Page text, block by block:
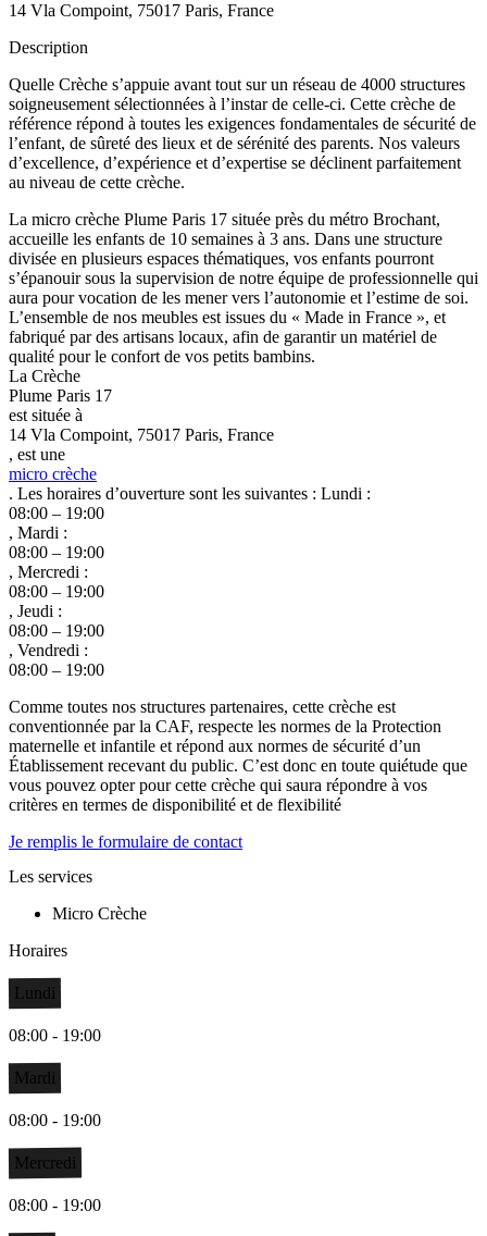
14 Vla Compoint, 75017 Paris, France
Description
Quelle Crèche s’appuie avant tout sur un réseau de 4000 structures
soigneusement sélectionnées à l’instar de celle-ci. Cette crèche de
référence répond à toutes les exigences fondamentales de sécurité de
l’enfant, de sûreté des lieux et de sérénité des parents. Nos valeurs
d’excellence, d’expérience et d’expertise se déclinent parfaitement
au niveau de cette crèche.
La micro crèche Plume Paris 17 située près du métro Brochant,
accueille les enfants de 10 semaines à 3 ans. Dans une structure
divisée en plusieurs espaces thématiques, vos enfants pourront
s’épanouir sous la supervision de notre équipe de professionnelle qui
aura pour vocation de les mener vers l’autonomie et l’estime de soi.
L’ensemble de nos meubles est issues du « Made in France », et
fabriqué par des artisans locaux, afin de garantir un matériel de
qualité pour le confort de vos petits bambins.
La Crèche
Plume Paris 17
est située à
14 Vla Compoint, 75017 Paris, France
, est une
micro crèche
. Les horaires d’ouverture sont les suivantes : Lundi :
08:00 – 19:00
, Mardi :
08:00 – 19:00
, Mercredi :
08:00 – 19:00
, Jeudi :
08:00 – 19:00
, Vendredi :
08:00 – 19:00
Comme toutes nos structures partenaires, cette crèche est
conventionnée par la CAF, respecte les normes de la Protection
maternelle et infantile et répond aux normes de sécurité d’un
Établissement recevant du public. C’est donc en toute quiétude que
vous pouvez opter pour cette crèche qui saura répondre à vos
critères en termes de disponibilité et de flexibilité
Je remplis le formulaire de contact
Les services
Micro Crèche
Horaires
Lundi
08:00 - 19:00
Mardi
08:00 - 19:00
Mercredi
08:00 - 19:00